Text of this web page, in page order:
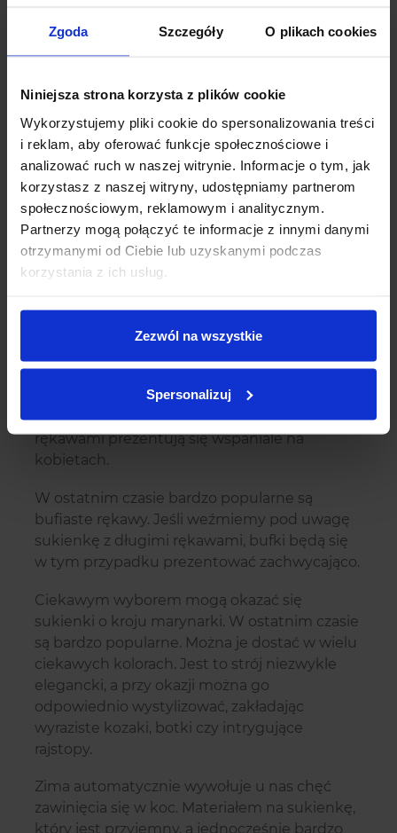
Zgoda Szczegóły O plikach cookies
Niniejsza strona korzysta z plików cookie
Wykorzystujemy pliki cookie do spersonalizowania treści
i reklam, aby oferować funkcje społecznościowe i
analizować ruch w naszej witrynie. Informacje o tym, jak
korzystasz z naszej witryny, udostępniamy partnerom
społecznościowym, reklamowym i analitycznym.
Partnerzy mogą połączyć te informacje z innymi danymi
otrzymanymi od Ciebie lub uzyskanymi podczas
korzystania z ich usług.
Zezwól na wszystkie
Spersonalizuj
gościnie?
Zima to taka pora roku, która często wręcz
wyjściowej. Często jest brudno, mokro i
wietrznie. Szal może nam uratować zdrowie,
warto mieć go więc pod ręką. Nie musi to być
pierwszy lepszy szalik a taki, który będzie
idealnie pasował do całej stylizacji. Eleganckie,
piękne szale przydadzą się nie tylko na
wesele, ale inne poważne wyjście w czasie
zimy. Poza tym szal, jeśli będziemy o niego
dbać, może trwać w naszej szafie sporo zim.
Na wesele zimą warto włożyć sukienkę z
długim rękawem. W większości sale są
wielu okazji, aby zakładać właśnie takie
sukienki. A wbrew pozorom, suknie z długimi
rękawami prezentują się wspaniale na
kobietach.
W ostatnim czasie bardzo popularne są
bufiaste rękawy. Jeśli weźmiemy pod uwagę
sukienkę z długimi rękawami, bufki będą się
w tym przypadku prezentować zachwycająco.
Ciekawym wyborem mogą okazać się
sukienki o kroju marynarki. W ostatnim czasie
są bardzo popularne. Można je dostać w wielu
ciekawych kolorach. Jest to strój niezwykle
elegancki, a przy okazji można go
odpowiednio wystylizować, zakładając
wyraziste kozaki, botki czy intrygujące
rajstopy.
Zima automatycznie wywołuje u nas chęć
zawinięcia się w koc. Materiałem na sukienkę,
który jest przyjemny, a jednocześnie bardzo